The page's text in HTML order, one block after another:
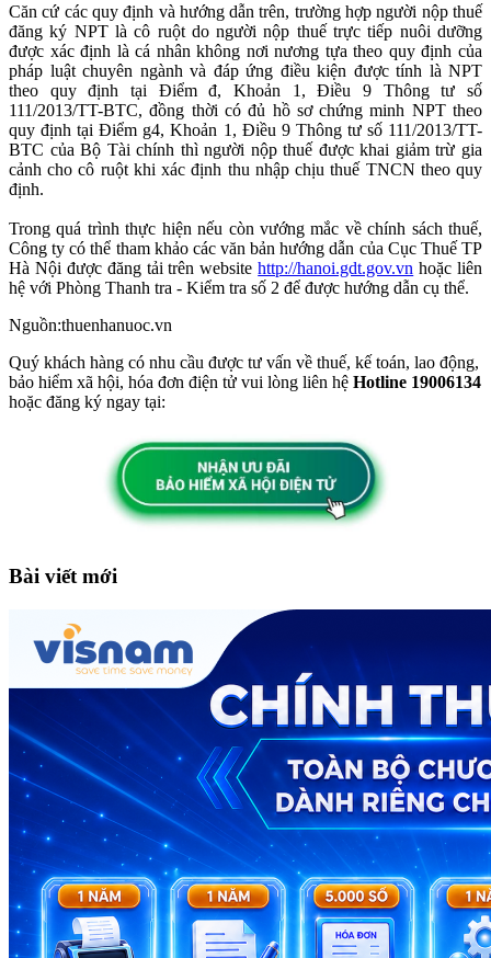
Căn cứ các quy định và hướng dẫn trên, trường hợp người nộp thuế
đăng ký NPT là cô ruột do người nộp thuế trực tiếp nuôi dưỡng
được xác định là cá nhân không nơi nương tựa theo quy định của
pháp luật chuyên ngành và đáp ứng điều kiện được tính là NPT
theo quy định tại Điểm đ, Khoản 1, Điều 9 Thông tư số
111/2013/TT-BTC, đồng thời có đủ hồ sơ chứng minh NPT theo
quy định tại Điểm g4, Khoản 1, Điều 9 Thông tư số 111/2013/TT-
BTC của Bộ Tài chính thì người nộp thuế được khai giảm trừ gia
cảnh cho cô ruột khi xác định thu nhập chịu thuế TNCN theo quy
định.
Trong quá trình thực hiện nếu còn vướng mắc về chính sách thuế,
Công ty có thể tham khảo các văn bản hướng dẫn của Cục Thuế TP
Hà Nội được đăng tải trên websitehttp://hanoi.gdt.gov.vn hoặc liên
hệ với Phòng Thanh tra - Kiểm tra số 2 để được hướng dẫn cụ thể.
Nguồn:thuenhanuoc.vn
Quý khách hàng có nhu cầu được tư vấn về thuế, kế toán, lao động,
bảo hiểm xã hội, hóa đơn điện tử vui lòng liên hệ Hotline 19006134
hoặc đăng ký ngay tại:
Bài viết mới